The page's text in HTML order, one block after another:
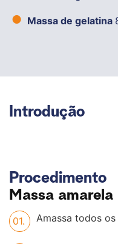
Massa de gelatina
Introdução
Procedimento
Massa amarela
Amassa todos